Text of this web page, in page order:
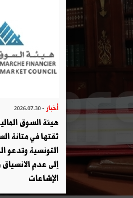
أخبار - 2026.07.30
هيئة السوق
ثقتها في متانة
التونسية وتدعو
إلى عدم الانسياق
الإشاعات